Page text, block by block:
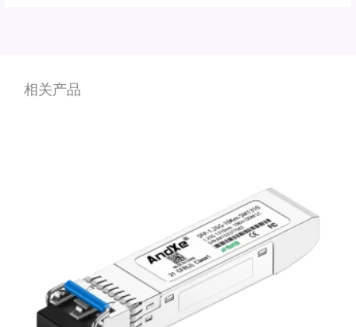
相关产品